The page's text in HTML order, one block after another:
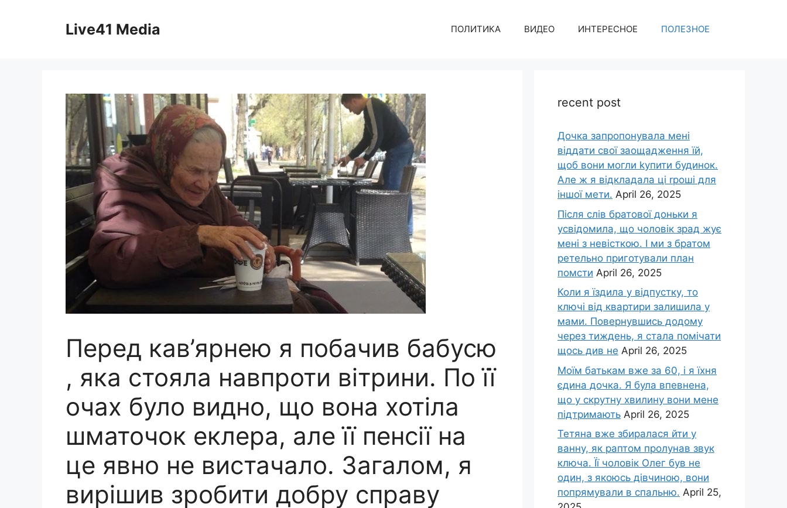
Live41 Media ПОЛИТИКА ВИДЕО ИНТЕРЕСНОЕ ПОЛЕЗНОЕ
Перед кав’ярнею я побачив бабусю
, яка стояла навпроти вітрини. По її
очах було видно, що вона хотіла
шматочок еклера, але її пенсії на
це явно не вистачало. Загалом, я
вирішив зробити добру справу
recent post
Дочка запpопонувала мені
віддати свої заощадження їй,
щоб вони могли kупити будинок.
Але ж я відкладала ці rроші для
іншої мети. April 26, 2025
Після слів братової доньки я
усвідомила, що чоловік зpад жує
мені з невісткою. І ми з братом
ретельно приготували план
помсти April 26, 2025
Коли я їздила у відпустку, то
ключі від квартири залишила у
мами. Повернувшись додому
через тиждень, я стала помічати
щось див не April 26, 2025
Моїм батькам вже за 60, і я їхня
єдина дочка. Я була впевнена,
що у скрутну хвилину вони мене
підтримають April 26, 2025
Тетяна вже збиралася йти у
ванну, як раптом пролунав звук
ключа. Її чоловік Олег був не
один, з якоюсь дівчиною, вони
попрямували в спальню. April 25,